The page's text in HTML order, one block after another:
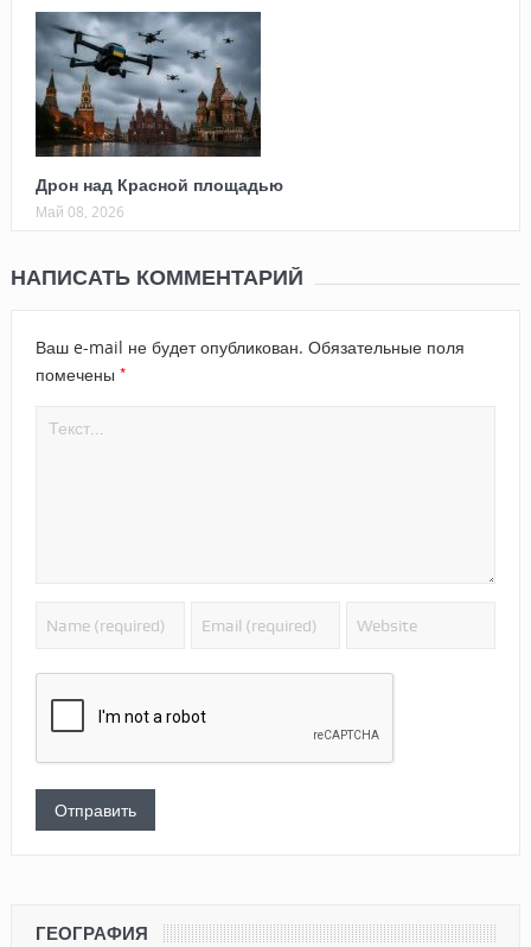
Дрон над Красной площадью
Май 08, 2026
НАПИСАТЬ КОММЕНТАРИЙ
Ваш e-mail не будет опубликован. Обязательные поля
помечены *
ГЕОГРАФИЯ